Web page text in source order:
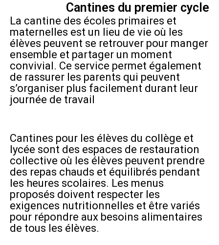
Cantines du premier cycle
La cantine des écoles primaires et
maternelles est un lieu de vie où les
élèves peuvent se retrouver pour manger
ensemble et partager un moment
convivial. Ce service permet également
de rassurer les parents qui peuvent
s’organiser plus facilement durant leur
journée de travail
Cantines pour les élèves du collège et
lycée sont des espaces de restauration
collective où les élèves peuvent prendre
des repas chauds et équilibrés pendant
les heures scolaires. Les menus
proposés doivent respecter les
exigences nutritionnelles et être variés
pour répondre aux besoins alimentaires
de tous les élèves.